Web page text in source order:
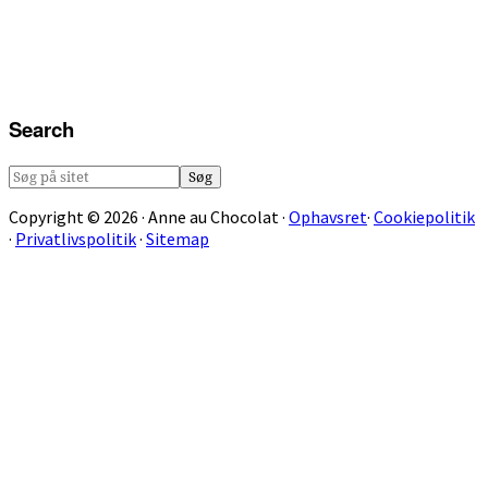
Search
Søg
sitet
Copyright © 2026 · Anne au Chocolat · Ophavsret· Cookiepolitik
· Privatlivspolitik· Sitemap